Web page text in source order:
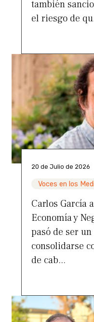
también
el riesgo de
20 de Julio de 2026
Voces en los
Carlos García
Economía y
pasó de ser
consolidarse
de cab...